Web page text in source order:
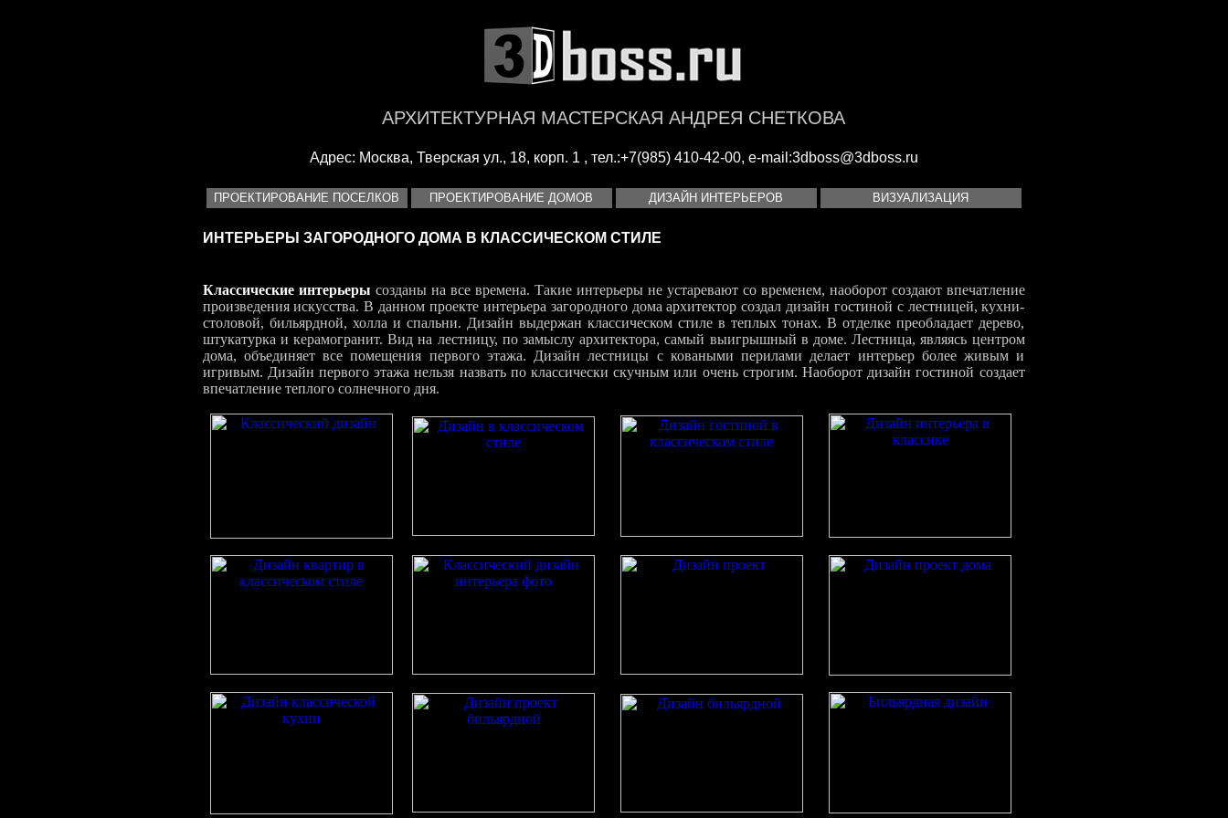
АРХИТЕКТУРНАЯ МАСТЕРСКАЯ АНДРЕЯ СНЕТКОВА
Адрес: Москва, Тверская ул., 18, корп. 1 , тел.:+7(985) 410-42-00, e-mail:3dboss@3dboss.ru
ПРОЕКТИРОВАНИЕ ПОСЕЛКОВ ПРОЕКТИРОВАНИЕ ДОМОВ ДИЗАЙН ИНТЕРЬЕРОВ ВИЗУАЛИЗАЦИЯ
ИНТЕРЬЕРЫ ЗАГОРОДНОГО ДОМА В КЛАССИЧЕСКОМ СТИЛЕ
Классические интерьеры созданы на все времена. Такие интерьеры не устаревают со временем, наоборот создают впечатление
произведения искусства. В данном проекте интерьера загородного дома архитектор создал дизайн гостиной с лестницей, кухни-
столовой, бильярдной, холла и спальни. Дизайн выдержан классическом стиле в теплых тонах. В отделке преобладает дерево,
штукатурка и керамогранит. Вид на лестницу, по замыслу архитектора, самый выигрышный в доме. Лестница, являясь центром
дома, объединяет все помещения первого этажа. Дизайн лестницы с коваными перилами делает интерьер более живым и
игривым. Дизайн первого этажа нельзя назвать по классически скучным или очень строгим. Наоборот дизайн гостиной создает
впечатление теплого солнечного дня.